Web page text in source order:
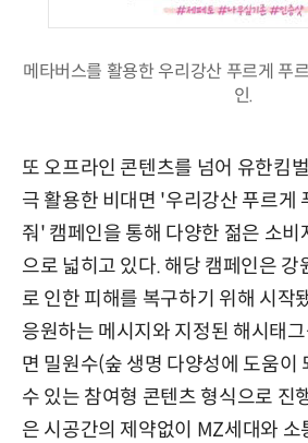
메타버스를 활용한 우리강산 푸르게 푸
인.
또 오프라인 콘텐츠를 넘어 유한킴
극 활용한 비대면 '우리강산 푸르게
줘' 캠페인을 통해 다양한 젊은 소비
으로 넓히고 있다. 해당 캠페인은 강
로 인한 피해를 복구하기 위해 시작
응원하는 메시지와 지정된 해시태
면 밀원수(숲 생명 다양성에 도움이
수 있는 참여형 콘텐츠 형식으로 진
은 시공간의 제약없이 MZ세대와 소